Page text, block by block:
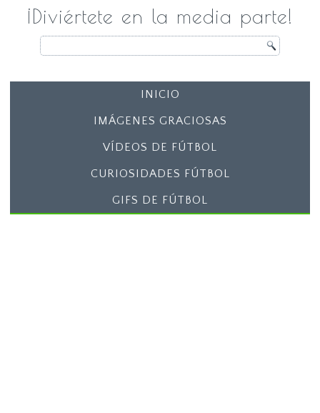
¡Diviértete en la media parte!
INICIO
IMÁGENES GRACIOSAS
VÍDEOS DE FÚTBOL
CURIOSIDADES FÚTBOL
GIFS DE FÚTBOL